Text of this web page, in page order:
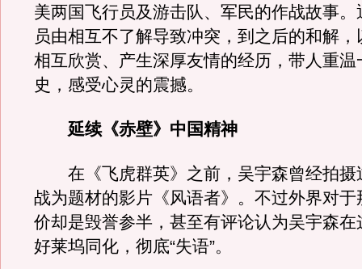
美两国飞行员及游击队、军民的作战故事。
员由相互不了解导致冲突，到之后的和解
相互欣赏、产生深厚友情的经历，带人重温
史，感受心灵的震撼。
延续《赤壁》中国精神
在《飞虎群英》之前，吴宇森曾经拍摄
战为题材的影片《风语者》。不过外界对于
价却是毁誉参半，甚至有评论认为吴宇森在
好莱坞同化，彻底“失语”。